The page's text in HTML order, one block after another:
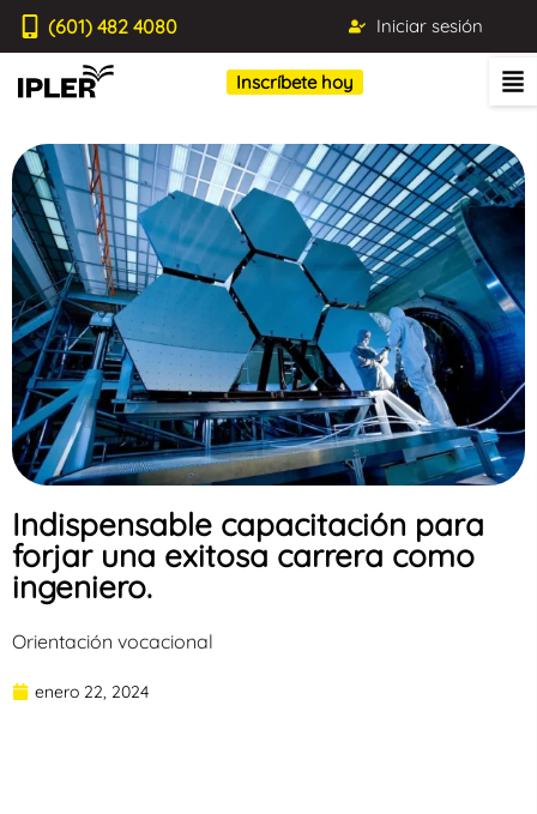
(601) 482 4080 Iniciar sesión
Inscríbete hoy
Indispensable capacitación para
forjar una exitosa carrera como
ingeniero.
Orientación vocacional
enero 22, 2024